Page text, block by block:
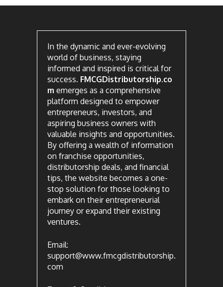
In the dynamic and ever-evolving
world of business, staying
informed and inspired is critical for
success. FMCGDistributorship.co
m emerges as a comprehensive
platform designed to empower
entrepreneurs, investors, and
aspiring business owners with
valuable insights and opportunities.
By offering a wealth of information
on franchise opportunities,
distributorship deals, and financial
tips, the website becomes a one-
stop solution for those looking to
embark on their entrepreneurial
journey or expand their existing
ventures.
Email:
support@www.fmcgdistributorship.
com